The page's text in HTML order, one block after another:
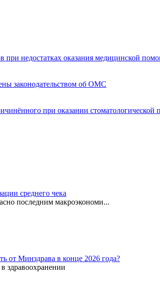
при недостатках оказания медицинской
законодательством об ОМС
при оказании стоматологической
среднего чека
последним макроэкономи...
от Минздрава в конце 2026 года?
здравоохранении